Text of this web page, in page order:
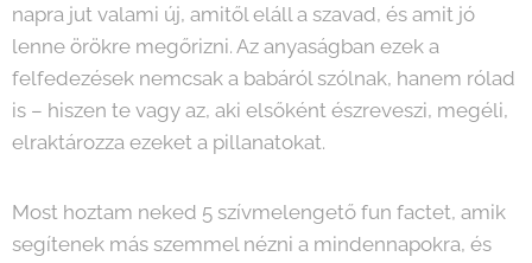
napra jut valami új, amitől eláll a szavad, és amit jó
lenne örökre megőrizni. Az anyaságban ezek a
felfedezések nemcsak a babáról szólnak, hanem rólad
is – hiszen te vagy az, aki elsőként észreveszi, megéli,
elraktározza ezeket a pillanatokat.
Most hoztam neked 5 szívmelengető fun factet, amik
segítenek más szemmel nézni a mindennapokra, és